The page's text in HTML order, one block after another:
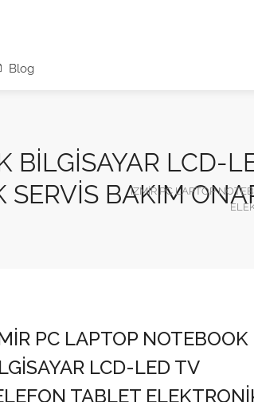
Blog
BİLGİSAYAR LCD-
BAKIM
İZMİR PC LAPTOP
PC LAPTOP NOTEBOOK
LCD-LED TV
TABLET